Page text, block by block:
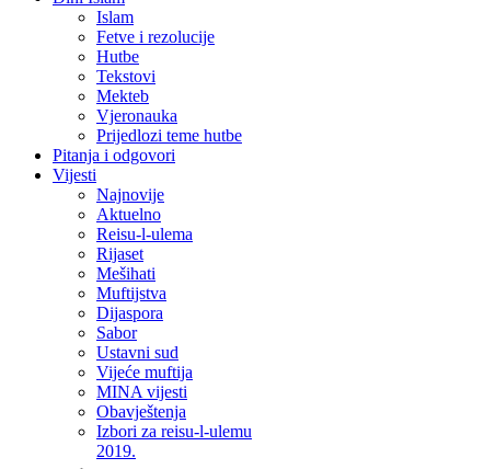
Islam
Fetve i rezolucije
Hutbe
Tekstovi
Mekteb
Vjeronauka
Prijedlozi teme hutbe
Pitanja i odgovori
Vijesti
Najnovije
Aktuelno
Reisu-l-ulema
Rijaset
Mešihati
Muftijstva
Dijaspora
Sabor
Ustavni sud
Vijeće muftija
MINA vijesti
Obavještenja
Izbori za reisu-l-ulemu
2019.